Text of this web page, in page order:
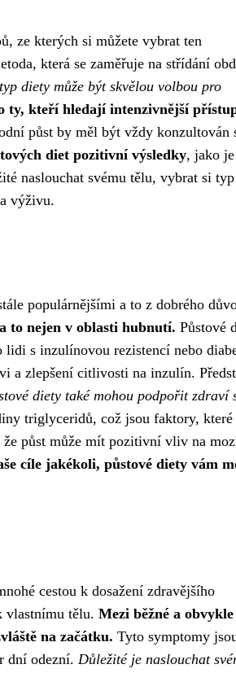
ze kterých si můžete vybrat ten
která se zaměřuje na střídání
diety může být skvělou volbou pro
ty, kteří hledají intenzivnější
půst by měl být vždy konzultován
diet pozitivní výsledky, jako je
naslouchat svému tělu, vybrat si typ
výživu.
populárnějšími a to z dobrého
to nejen v oblasti hubnutí. Půstové
s inzulínovou rezistencí nebo
a zlepšení citlivosti na inzulín.
diety také mohou podpořit zdraví
triglyceridů, což jsou faktory, které
půst může mít pozitivní vliv na
cíle jakékoli, půstové diety vám
cestou k dosažení zdravějšího
vlastnímu tělu. Mezi běžné a obvykle
na začátku. Tyto symptomy
dní odezní. Důležité je naslouchat